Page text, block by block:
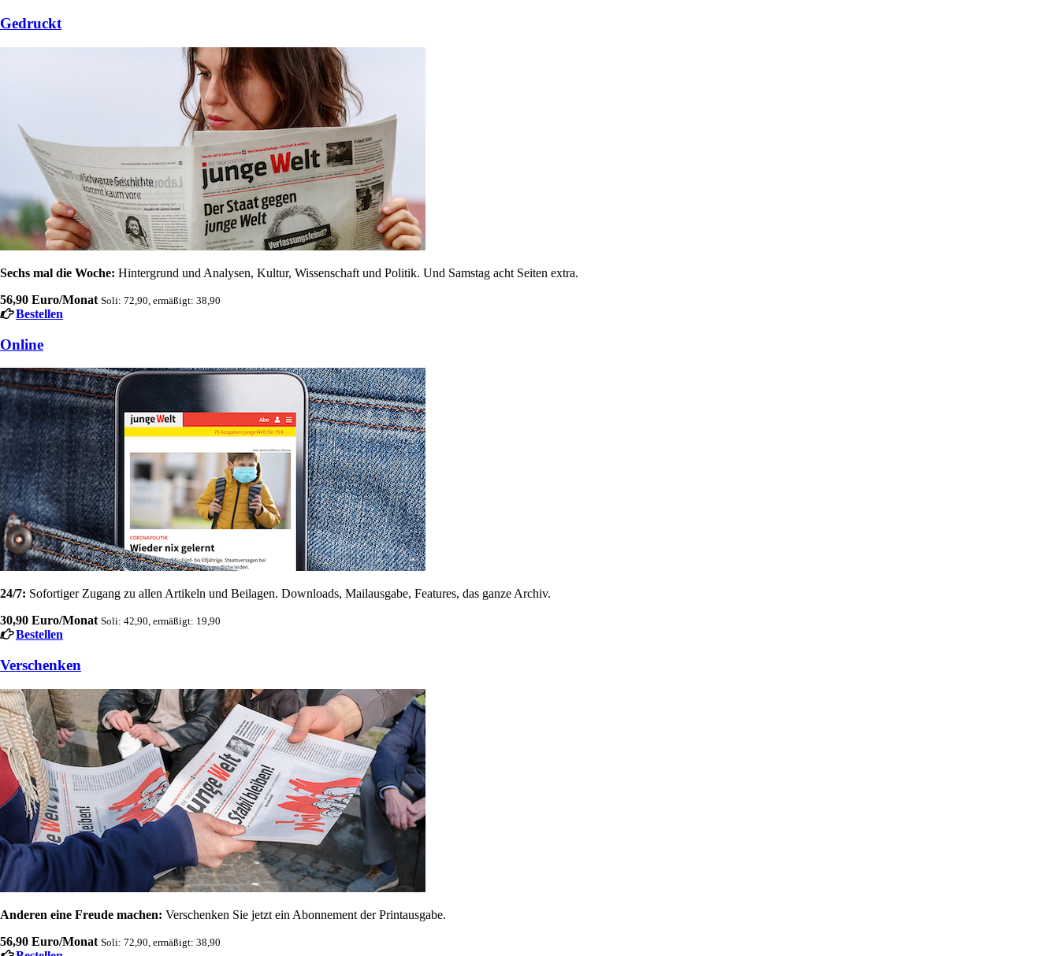
Gedruckt
Sechs mal die Woche: Hintergrund und Analysen, Kultur, Wissenschaft und Politik. Und Samstag acht Seiten extra.
56,90 Euro/Monat Soli: 72,90, ermäßigt: 38,90
Bestellen
Online
24/7: Sofortiger Zugang zu allen Artikeln und Beilagen. Downloads, Mailausgabe, Features, das ganze Archiv.
30,90 Euro/Monat Soli: 42,90, ermäßigt: 19,90
Bestellen
Verschenken
Anderen eine Freude machen: Verschenken Sie jetzt ein Abonnement der Printausgabe.
56,90 Euro/Monat Soli: 72,90, ermäßigt: 38,90